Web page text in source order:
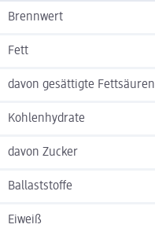
Brennwert
Fett
davon gesättigte Fettsäuren
Kohlenhydrate
davon Zucker
Ballaststoffe
Eiweiß